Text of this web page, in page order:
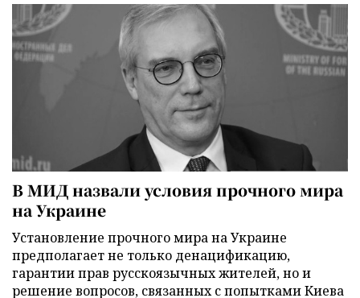
В МИД назвали условия прочного мира
на Украине
Установление прочного мира на Украине
предполагает не только денацификацию,
гарантии прав русскоязычных жителей, но и
решение вопросов, связанных с попытками Киева